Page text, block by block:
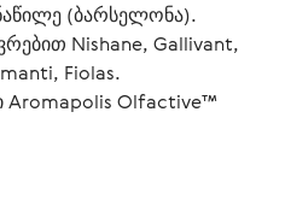
(ბარსელონა).
Nishane, Gallivant,
Fiolas.
Aromapolis Olfactive™